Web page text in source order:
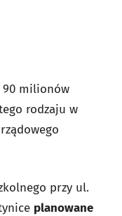
90 milionów
rodzaju w
przy ul.
planowane